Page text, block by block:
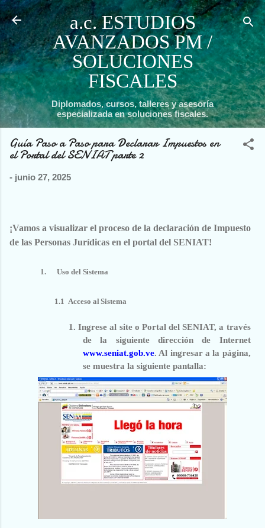
Ir al contenido
a.c. ESTUDIOS
AVANZADOS PM /
SOLUCIONES
FISCALES
Diplomados, cursos, talleres y asesoría
especializada en soluciones fiscales.
Guía Paso a Paso para Declarar Impuestos en
el Portal del SENIAT parte 2
- junio 27, 2025
¡Vamos a visualizar el proceso de la declaración de Impuesto
de las Personas Jurídicas en el portal del SENIAT!
1. Uso del Sistema
1.1 Acceso al Sistema
1. Ingrese al site o Portal del SENIAT, a través
de la siguiente dirección de Internet
www.seniat.gob.ve. Al ingresar a la página,
se muestra la siguiente pantalla: